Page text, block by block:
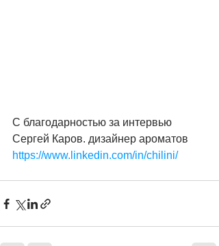
С благодарностью за интервью
Сергей Каров. дизайнер ароматов
https://www.linkedin.com/in/chilini/